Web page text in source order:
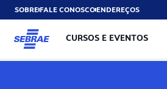
SOBREFALE CONOSCOENDEREÇOS
CURSOS E EVENTOS